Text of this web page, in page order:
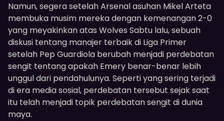
Namun, segera setelah Arsenal asuhan Mikel Arteta
membuka musim mereka dengan kemenangan 2-0
yang meyakinkan atas Wolves Sabtu lalu, sebuah
diskusi tentang manajer terbaik di Liga Primer
setelah Pep Guardiola berubah menjadi perdebatan
sengit tentang apakah Emery benar-benar lebih
unggul dari pendahulunya. Seperti yang sering terjadi
di era media sosial, perdebatan tersebut sejak saat
itu telah menjadi topik perdebatan sengit di dunia
maya.